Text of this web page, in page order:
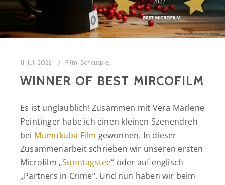
11. Juli 2022 Film, Schauspiel
WINNER OF BEST MIRCOFILM
Es ist unglaublich! Zusammen mit Vera Marlene
Peintinger habe ich einen kleinen Szenendreh
bei Mumukuba Film gewonnen. In dieser
Zusammenarbeit schrieben wir unseren ersten
Microfilm „Sonntagstee“ oder auf englisch
„Partners in Crime“. Und nun haben wir beim